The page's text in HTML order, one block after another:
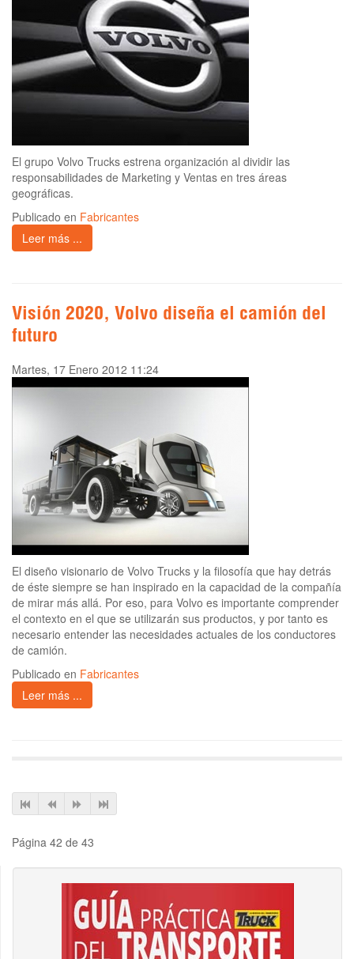
El grupo Volvo Trucks estrena organización al dividir las
responsabilidades de Marketing y Ventas en tres áreas
geográficas.
Publicado en Fabricantes
Leer más ...
Visión 2020, Volvo diseña el camión del
futuro
Martes, 17 Enero 2012 11:24
El diseño visionario de Volvo Trucks y la filosofía que hay detrás
de éste siempre se han inspirado en la capacidad de la compañía
de mirar más allá. Por eso, para Volvo es importante comprender
el contexto en el que se utilizarán sus productos, y por tanto es
necesario entender las necesidades actuales de los conductores
de camión.
Publicado en Fabricantes
Leer más ...
Página 42 de 43